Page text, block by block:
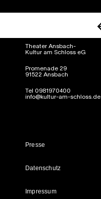
Theater Ansbach-
Kultur am Schloss eG
Promenade 29
91522 Ansbach
Tel 0981970400
info@kultur-am-schloss.de
Presse
Datenschutz
Impressum